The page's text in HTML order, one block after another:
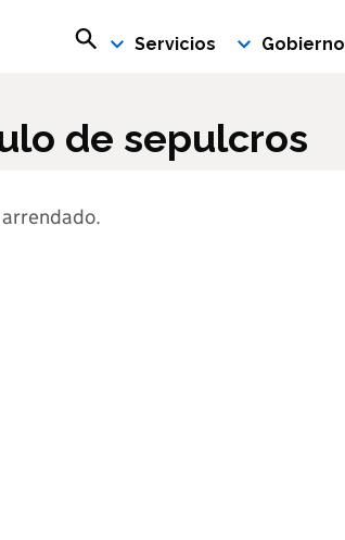
Buscar en rosario.gob.ar
Servicios Gobierno
de sepulcros